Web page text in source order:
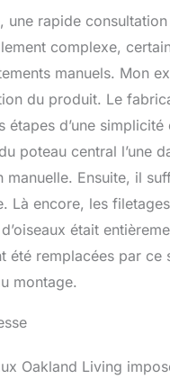
une rapide
complexe,
manuels. Mon
du produit. Le
étapes d’une
poteau central l’une
Ensuite, il
Là encore, les
était
été remplacées par
montage.
Oakland Living